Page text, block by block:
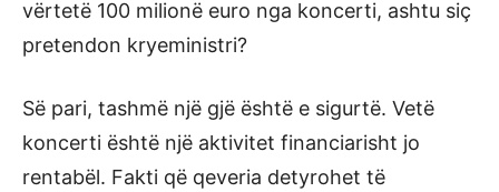
vërtetë 100 milionë euro nga koncerti, ashtu siç
pretendon kryeministri?
Së pari, tashmë një gjë është e sigurtë. Vetë
koncerti është një aktivitet financiarisht jo
rentabël. Fakti që qeveria detyrohet të